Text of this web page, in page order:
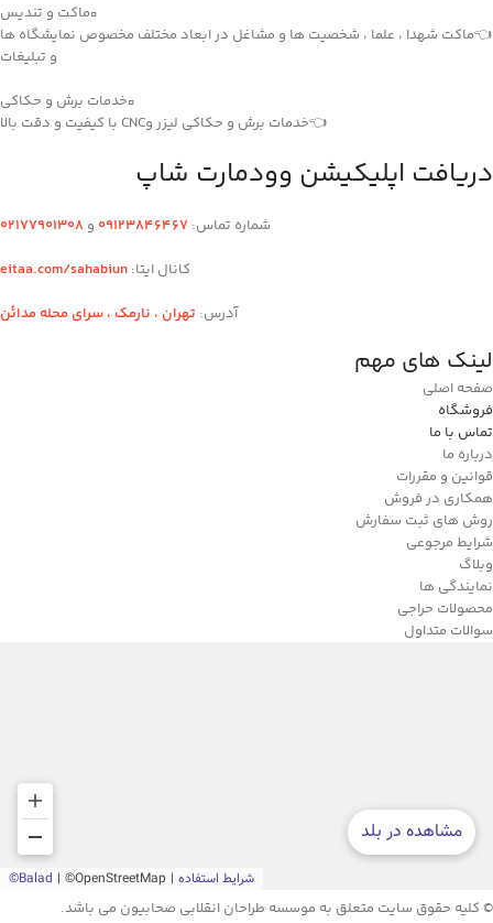
▫️ماکت و تندیس
👈ماکت شهدا ، علما ، شخصیت ها و مشاغل در ابعاد مختلف مخصوص نمایشگاه ها
و تبلیغات
▫️خدمات برش و حکاکی
👈خدمات برش و حکاکی لیزر وCNC با کیفیت و دقت بالا
دریافت اپلیکیشن وودمارت شاپ
شماره تماس: ۰۹۱۲۳846467 و ۰2۱77901308
کانال ایتا: eitaa.com/sahabiun
آدرس: تهران ،‌ نارمک ، سرای محله مدائن
لینک های مهم
صفحه اصلی
فروشگاه
تماس با ما
درباره ما
قوانین و مقررات
همکاری در فروش
روش های ثبت سفارش
شرایط مرجوعی
وبلاگ
نمایندگی ها
محصولات حراجی
سوالات متداول
© کلیه حقوق سایت متعلق به موسسه طراحان انقلابی صحابیون می باشد.